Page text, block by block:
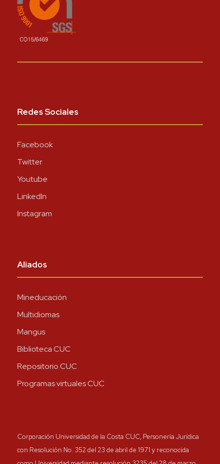
Redes Sociales
Facebook
Twitter
Youtube
LinkedIn
Instagram
Aliados
Mineducación
Multidiomas
Mangus
Biblioteca CUC
Repositorio CUC
Programas virtuales CUC
Corporación Universidad de la Costa CUC, Personería Jurídica
con Resolución No. 352 del 23 de abril de 1971 y reconocida